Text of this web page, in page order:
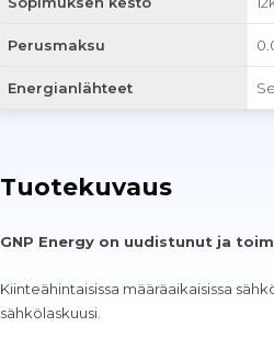
Perusmaksu
Energianlähteet
Tuotekuvaus
GNP Energy on uudistunut ja
Kiinteähintaisissa määräaikaisissa
sähkölaskuusi.